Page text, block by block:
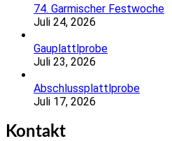
74. Garmischer Festwoche
Juli 24, 2026
Gauplattlprobe
Juli 23, 2026
Abschlussplattlprobe
Juli 17, 2026
Kontakt